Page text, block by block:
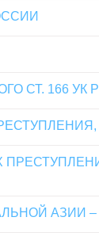
СТ. 166 УК
АЗИИ